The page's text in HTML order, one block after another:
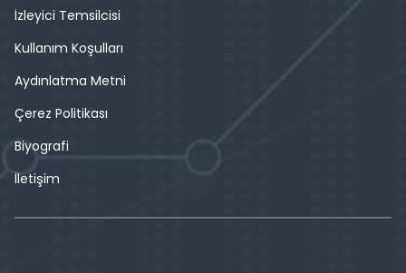
İzleyici Temsilcisi
Kullanım Koşulları
Aydınlatma Metni
Çerez Politikası
Biyografi
İletişim